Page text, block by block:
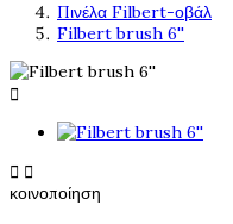
Πινέλα Filbert-οβάλ
Filbert brush 6''

 
κοινοποίηση